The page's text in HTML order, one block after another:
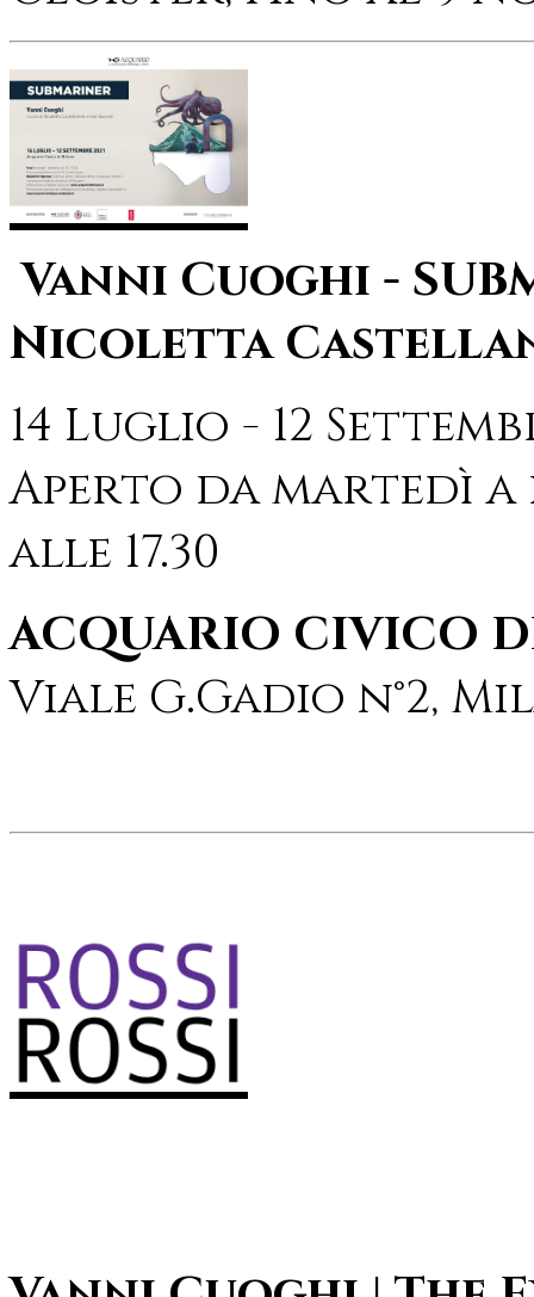
Vanni Cuoghi -
Nicoletta
14 Luglio - 12
Aperto da martedì a
alle 17.30
ACQUARIO CIVICO
Viale G.Gadio n°2,